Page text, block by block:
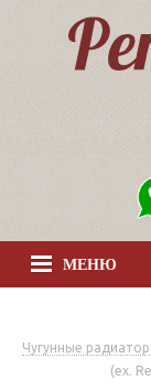
МЕНЮ
Чугунные
(ex.